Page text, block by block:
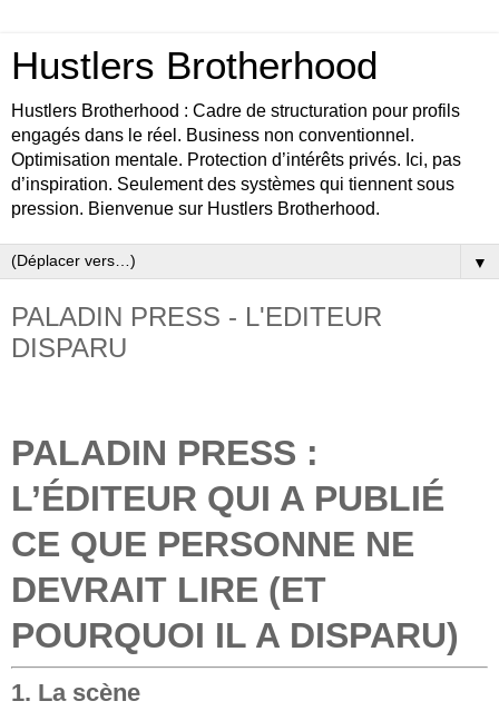
Hustlers Brotherhood
Hustlers Brotherhood : Cadre de structuration pour profils
engagés dans le réel. Business non conventionnel.
Optimisation mentale. Protection d’intérêts privés. Ici, pas
d’inspiration. Seulement des systèmes qui tiennent sous
pression. Bienvenue sur Hustlers Brotherhood.
▼
PALADIN PRESS - L'EDITEUR
DISPARU
PALADIN PRESS :
L’ÉDITEUR QUI A PUBLIÉ
CE QUE PERSONNE NE
DEVRAIT LIRE (ET
POURQUOI IL A DISPARU)
1. La scène